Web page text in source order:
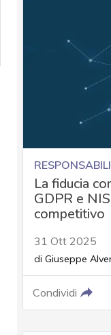
La fiducia
GDPR e
competitivo
31 Ott 2025
di Giuseppe
Condividi